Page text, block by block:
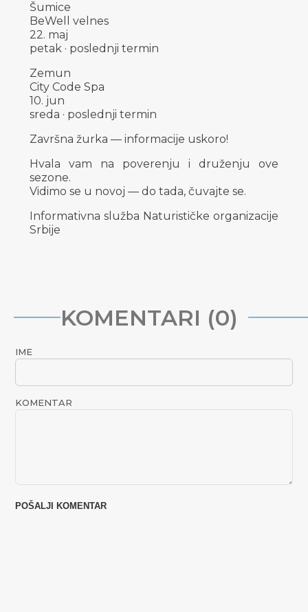
Šumice
BeWell velnes
22. maj
petak · poslednji termin
Zemun
City Code Spa
10. jun
sreda · poslednji termin
Završna žurka — informacije uskoro!
Hvala vam na poverenju i druženju ove
sezone.
Vidimo se u novoj — do tada, čuvajte se.
Informativna služba Naturističke organizacije
Srbije
KOMENTARI (0)
IME
KOMENTAR